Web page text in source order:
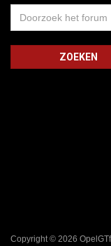
Copyright © 2026